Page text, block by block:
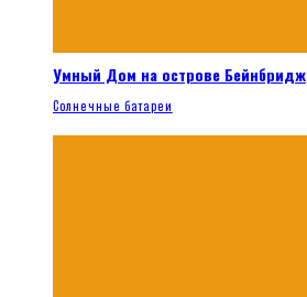
Умный Дом на острове Бейнбридж
Солнечные батареи